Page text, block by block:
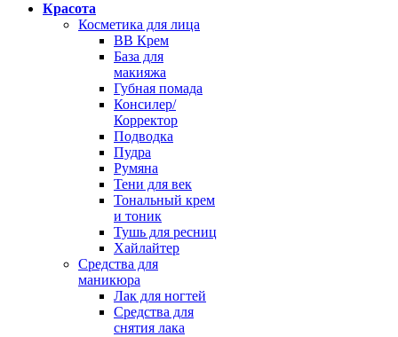
Красота
Косметика для лица
BB Крем
База для
макияжа
Губная помада
Консилер/
Корректор
Подводка
Пудра
Румяна
Тени для век
Тональный крем
и тоник
Тушь для ресниц
Хайлайтер
Средства для
маникюра
Лак для ногтей
Средства для
снятия лака